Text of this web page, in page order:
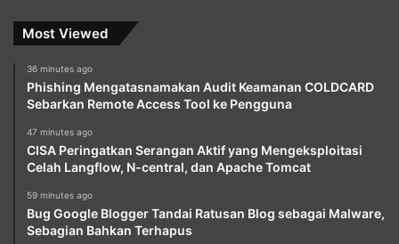
Most Viewed
36 minutes ago
Phishing Mengatasnamakan Audit Keamanan COLDCARD
Sebarkan Remote Access Tool ke Pengguna
47 minutes ago
CISA Peringatkan Serangan Aktif yang Mengeksploitasi
Celah Langflow, N-central, dan Apache Tomcat
59 minutes ago
Bug Google Blogger Tandai Ratusan Blog sebagai Malware,
Sebagian Bahkan Terhapus